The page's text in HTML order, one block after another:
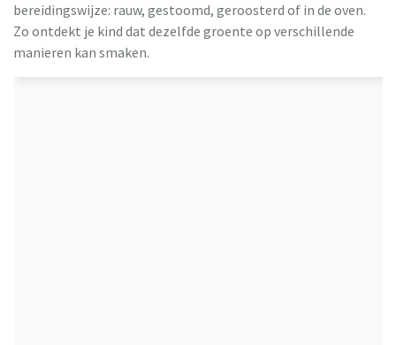
bereidingswijze: rauw, gestoomd, geroosterd of in de oven.
Zo ontdekt je kind dat dezelfde groente op verschillende
manieren kan smaken.